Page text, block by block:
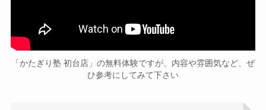
「かたぎり塾 初台店」の無料体験ですが、内容や雰囲気など、ぜ
ひ参考にしてみて下さい